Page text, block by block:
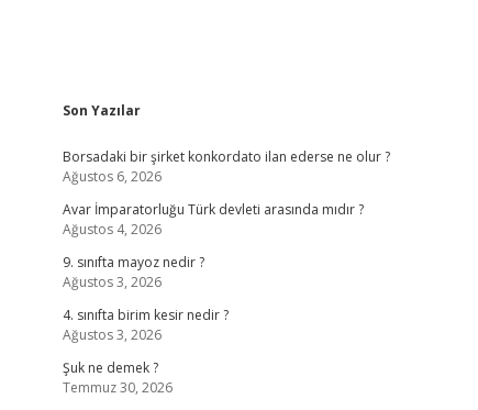
Sidebar
Son Yazılar
Borsadaki bir şirket konkordato ilan ederse ne olur ?
Ağustos 6, 2026
Avar İmparatorluğu Türk devleti arasında mıdır ?
Ağustos 4, 2026
9. sınıfta mayoz nedir ?
Ağustos 3, 2026
4. sınıfta birim kesir nedir ?
Ağustos 3, 2026
Şuk ne demek ?
Temmuz 30, 2026